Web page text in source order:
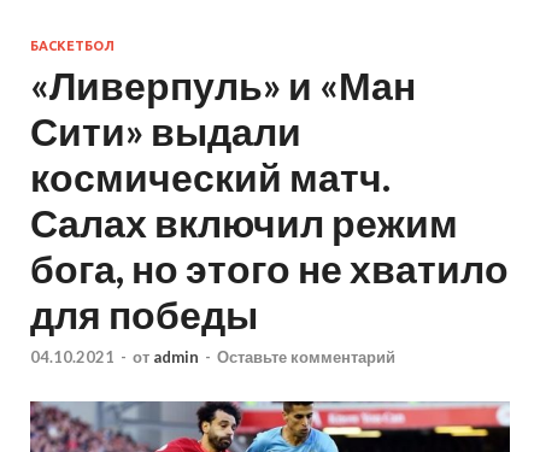
БАСКЕТБОЛ
«Ливерпуль» и «Ман
Сити» выдали
космический матч.
Салах включил режим
бога, но этого не хватило
для победы
04.10.2021 - от admin - Оставьте комментарий